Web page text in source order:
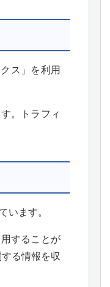
ス」を利用
。トラフィ
ます。
することが
る情報を収